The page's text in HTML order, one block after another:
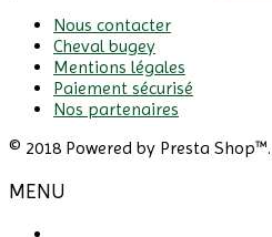
Nous contacter
Cheval bugey
Mentions légales
Paiement sécurisé
Nos partenaires
© 2018 Powered by Presta
MENU